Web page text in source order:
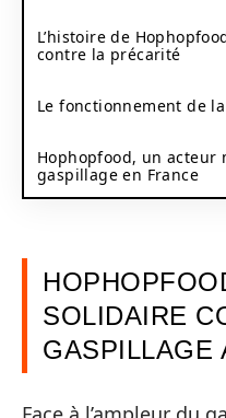
L’histoire de
contre la précarité
Le fonctionnement de
Hophopfood, un
gaspillage en France
SOLIDAIRE
GASPILLAGE